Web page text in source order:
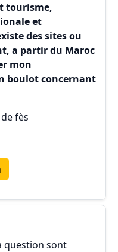
tourisme,
et
des sites ou
a partir du Maroc
mon
boulot concernant
fès
question sont